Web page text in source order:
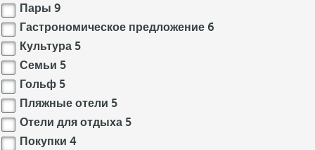
Пары 9
Гастрономическое предложение 6
Культура 5
Семьи 5
Гольф 5
Пляжные отели 5
Отели для отдыха 5
Покупки 4